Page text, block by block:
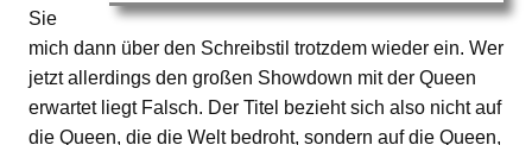
Sie
mich dann über den Schreibstil trotzdem wieder ein. Wer
jetzt allerdings den großen Showdown mit der Queen
erwartet liegt Falsch. Der Titel bezieht sich also nicht auf
die Queen, die die Welt bedroht, sondern auf die Queen,